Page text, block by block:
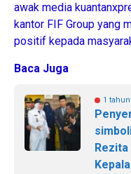
awak media
kantor FIF Group yang
positif kepada
Baca Juga
1
Rezita